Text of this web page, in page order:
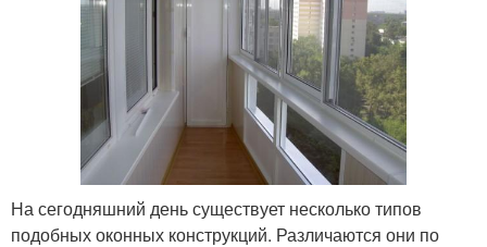
На сегодняшний день существует несколько типов
подобных оконных конструкций. Различаются они по